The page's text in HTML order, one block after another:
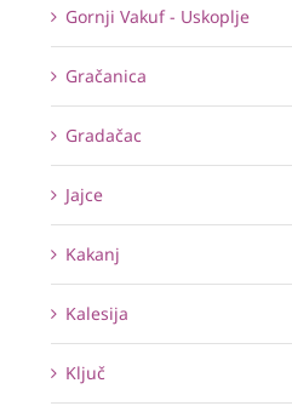
Gornji Vakuf - Uskoplje
Gračanica
Gradačac
Jajce
Kakanj
Kalesija
Ključ